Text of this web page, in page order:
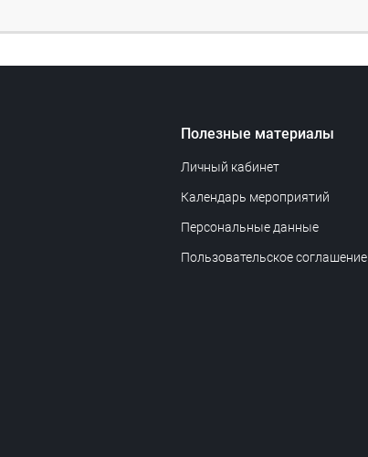
Полезные материалы
Личный кабинет
Календарь мероприятий
Персональные данные
Пользовательское соглашение